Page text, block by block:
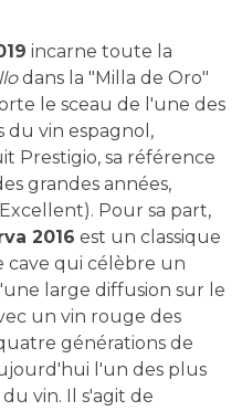
incarne toute la
dans la "Milla de Oro"
le sceau de l'une des
du vin espagnol,
Prestigio, sa référence
grandes années,
Pour sa part,
2016 est un classique
cave qui célèbre un
large diffusion sur le
un vin rouge des
générations de
l'un des plus
vin. Il s'agit de